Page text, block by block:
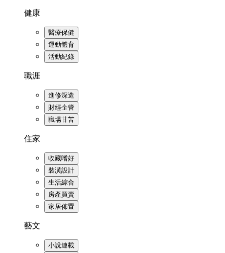
健康
醫療保健
運動體育
活動紀錄
職涯
進修深造
財經企管
職場甘苦
住家
收藏嗜好
裝潢設計
生活綜合
房產買賣
家居佈置
藝文
小說連載